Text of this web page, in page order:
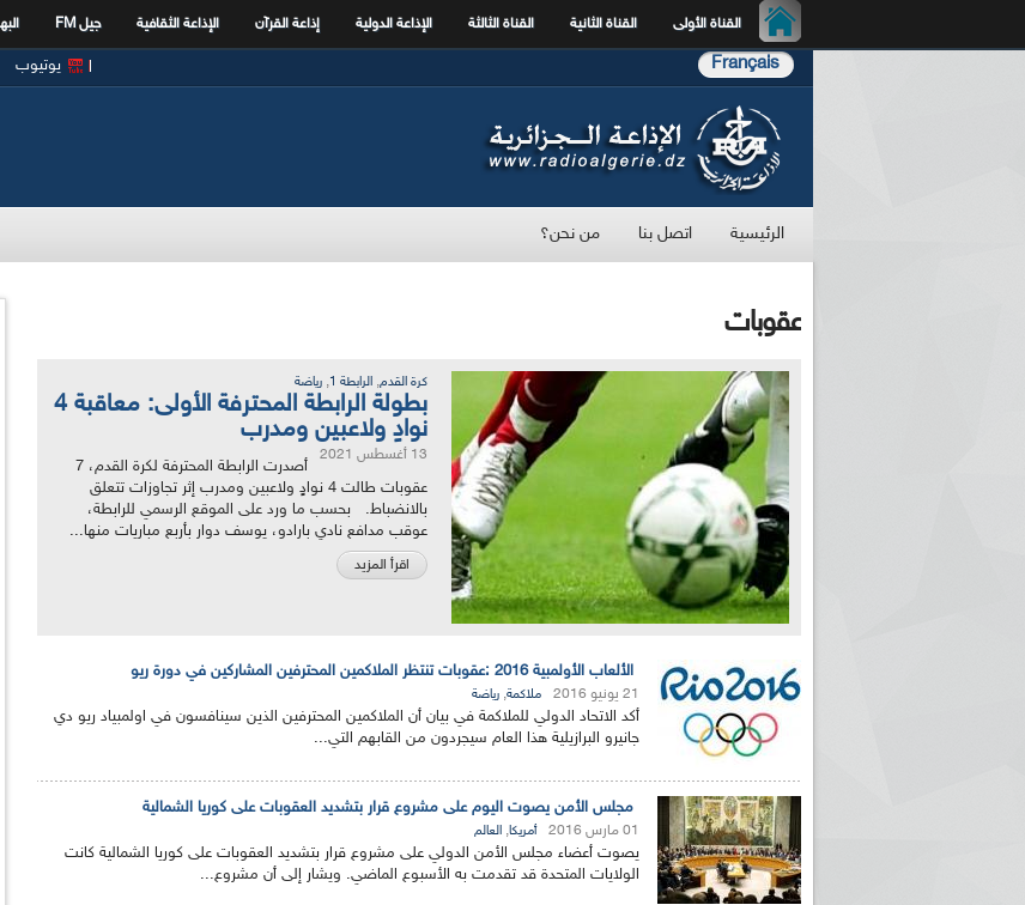
القناة الأولى القناة الثانية القناة الثالثة الإذاعة الدولية إذاعة القرآن الإذاعة الثقافية جيل FM
Français يوتيوب
الرئيسية اتصل بنا من نحن؟
عقوبات
كرة القدم, الرابطة 1 , رياضة
بطولة الرابطة المحترفة الأولى: معاقبة 4
نوادٍ ولاعبين ومدرب
13 أغسطس 2021
أصدرت الرابطة المحترفة لكرة القدم، 7
عقوبات طالت 4 نوادٍ ولاعبين ومدرب إثر تجاوزات تتعلق
بالانضباط. بحسب ما ورد على الموقع الرسمي للرابطة،
عوقب مدافع نادي بارادو، يوسف دوار بأربع مباريات منها...
اقرأ المزيد
الألعاب الأولمبية 2016 :عقوبات تنتظر الملاكمين المحترفين المشاركين في دورة ريو
21 يونيو 2016 ملاكمة, رياضة
أكد الاتحاد الدولي للملاكمة في بيان أن الملاكمين المحترفين الذين سينافسون في اولمبياد ريو دي
جانيرو البرازيلية هذا العام سيجردون من القابهم التي...
مجلس الأمن يصوت اليوم على مشروع قرار بتشديد العقوبات على كوريا الشمالية
01 مارس 2016 أمريكا, العالم
يصوت أعضاء مجلس الأمن الدولي على مشروع قرار بتشديد العقوبات على كوريا الشمالية كانت
الولايات المتحدة قد تقدمت به الأسبوع الماضي. ويشار إلى أن مشروع...